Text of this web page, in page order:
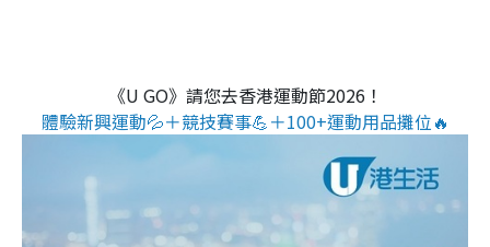
《U GO》請您去香港運動節2026！
體驗新興運動💦＋競技賽事💪＋100+運動用品攤位🔥